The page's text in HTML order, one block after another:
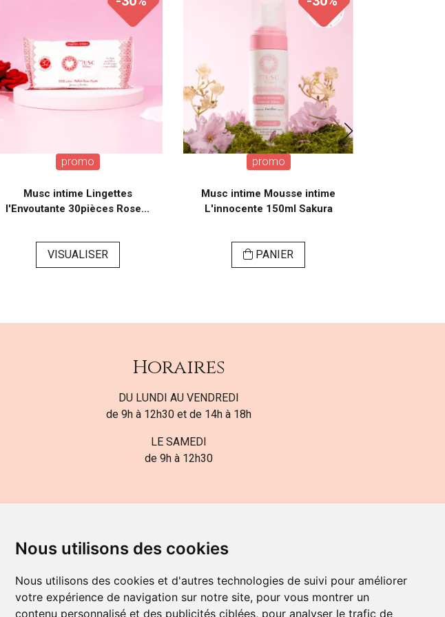
Nous utilisons des cookies
Nous utilisons des cookies et d'autres technologies de suivi pour améliorer
votre expérience de navigation sur notre site, pour vous montrer un
contenu personnalisé et des publicités ciblées, pour analyser le trafic de
promo
Musc intime Lingettes
l'Envoutante 30pièces Rose...
VISUALISER
promo
Musc intime Mousse intime
L'innocente 150ml Sakura
PANIER
Horaires
DU LUNDI AU VENDREDI
de 9h à 12h30 et de 14h à 18h
LE SAMEDI
de 9h à 12h30
- N° Entreprise BE0882-700-592